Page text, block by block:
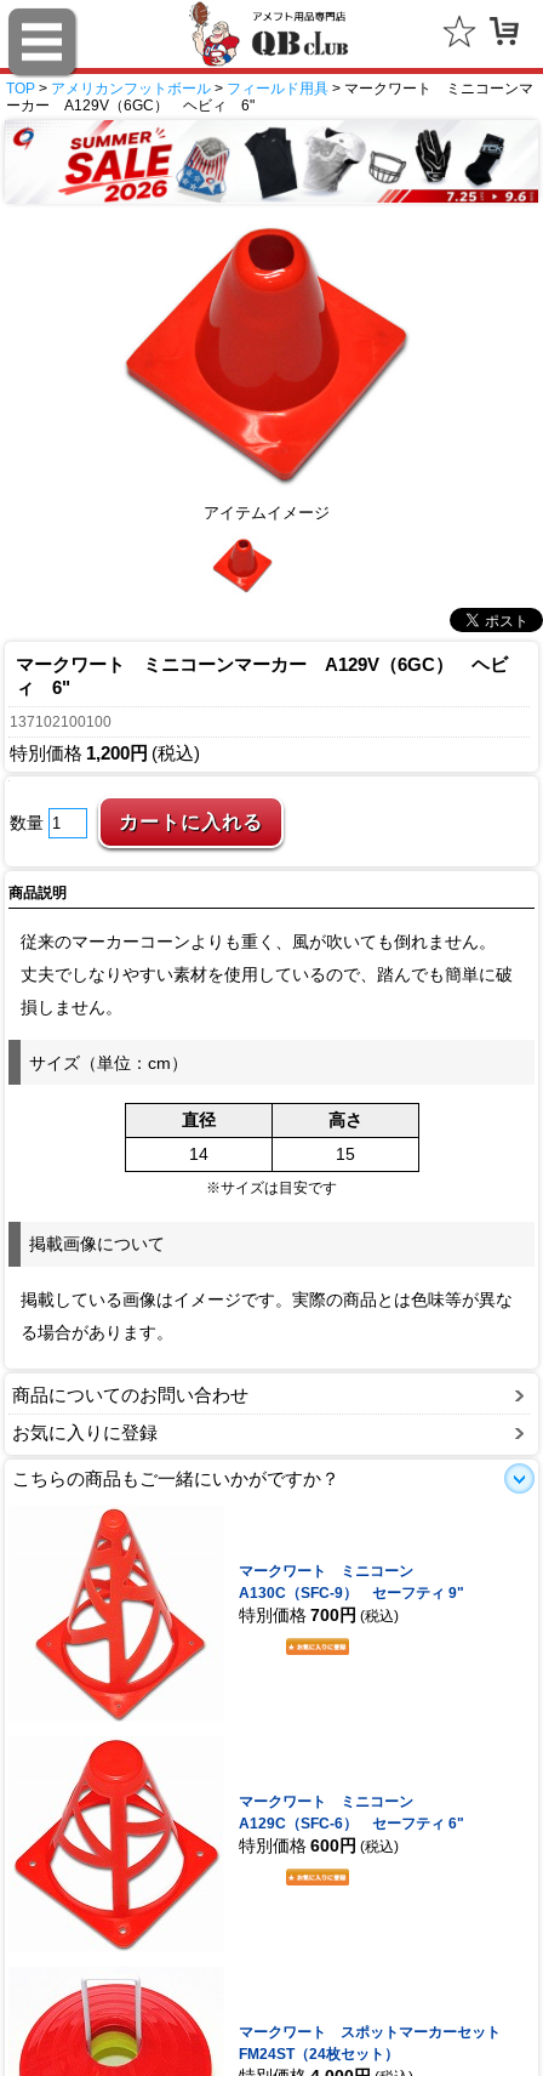
TOP > アメリカンフットボール > フィールド用具 > マークワート ミニコーンマ
ーカー A129V（6GC） ヘビィ 6"
アイテムイメージ
マークワート ミニコーンマーカー A129V（6GC） ヘビ
ィ 6"
137102100100
特別価格 1,200円 (税込)
数量
商品説明
従来のマーカーコーンよりも重く、風が吹いても倒れません。
丈夫でしなりやすい素材を使用しているので、踏んでも簡単に破
損しません。
サイズ（単位：cm）
直径
高さ
14
15
※サイズは目安です
掲載画像について
掲載している画像はイメージです。実際の商品とは色味等が異な
る場合があります。
商品についてのお問い合わせ
お気に入りに登録
こちらの商品もご一緒にいかがですか？
マークワート ミニコーン
A130C（SFC-9） セーフティ 9"
特別価格 700円 (税込)
マークワート ミニコーン
A129C（SFC-6） セーフティ 6"
特別価格 600円 (税込)
マークワート スポットマーカーセット
FM24ST（24枚セット）